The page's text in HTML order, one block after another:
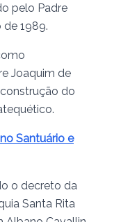
pelo Padre
de 1989.
Joaquim de
do
Santuário e
o decreto da
Santa Rita